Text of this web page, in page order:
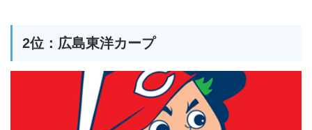
2位：広島東洋カープ